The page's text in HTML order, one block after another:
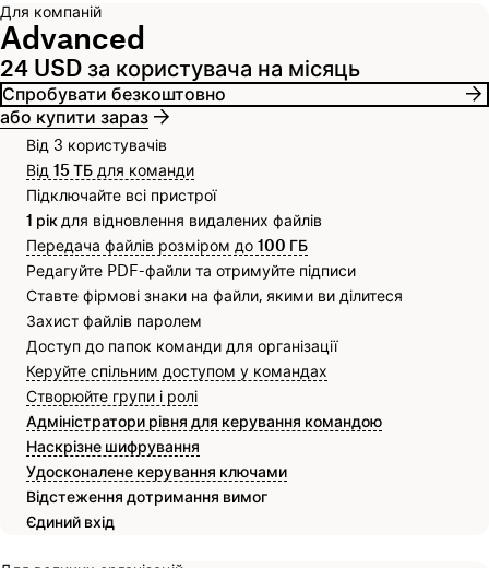
Для компаній
Advanced
24 USD за користувача на місяць
Спробувати безкоштовно
або купити зараз
Від 3 користувачів
Від 15 ТБ для команди
Підключайте всі пристрої
1 рік для відновлення видалених файлів
Передача файлів розміром до 100 ГБ
Редагуйте PDF-файли та отримуйте підписи
Ставте фірмові знаки на файли, якими ви ділитеся
Захист файлів паролем
Доступ до папок команди для організації
Керуйте спільним доступом у командах
Створюйте групи і ролі
Адміністратори рівня для керування командою
Наскрізне шифрування
Удосконалене керування ключами
Відстеження дотримання вимог
Єдиний вхід